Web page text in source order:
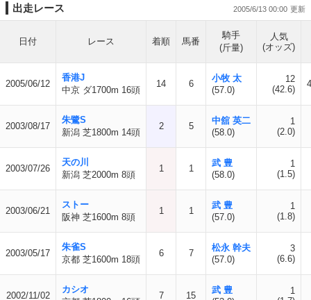
出走レース 2005/6/13 00:00
日付 レース 着順 馬番
騎手
(斤量)
人気
(オッズ)
2005/06/12
香港J
中京 ダ1700m 16頭
14 6
小牧 太
(57.0)
12
(42.6)
2003/08/17
朱鷺S
新潟 芝1800m 14頭
2 5
中舘 英二
(58.0)
1
(2.0)
2003/07/26
天の川
新潟 芝2000m 8頭
1 1
武 豊
(58.0)
1
(1.5)
2003/06/21
ストー
阪神 芝1600m 8頭
1 1
武 豊
(57.0)
1
(1.8)
2003/05/17
朱雀S
京都 芝1600m 18頭
6 7
松永 幹夫
(57.0)
3
(6.6)
2002/11/02
カシオ
7 15
武 豊
1